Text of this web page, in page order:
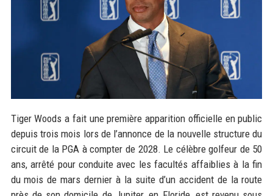
Tiger Woods a fait une première apparition officielle en public
depuis trois mois lors de l’annonce de la nouvelle structure du
circuit de la PGA à compter de 2028. Le célèbre golfeur de 50
ans, arrêté pour conduite avec les facultés affaiblies à la fin
du mois de mars dernier à la suite d’un accident de la route